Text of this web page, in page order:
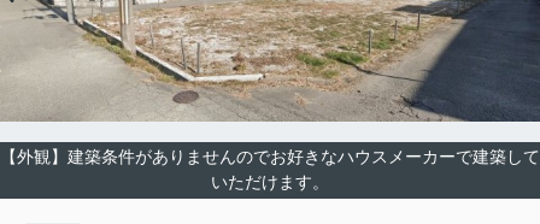
【外観】建築条件がありませんのでお好きなハウスメーカーで建築して
いただけます。